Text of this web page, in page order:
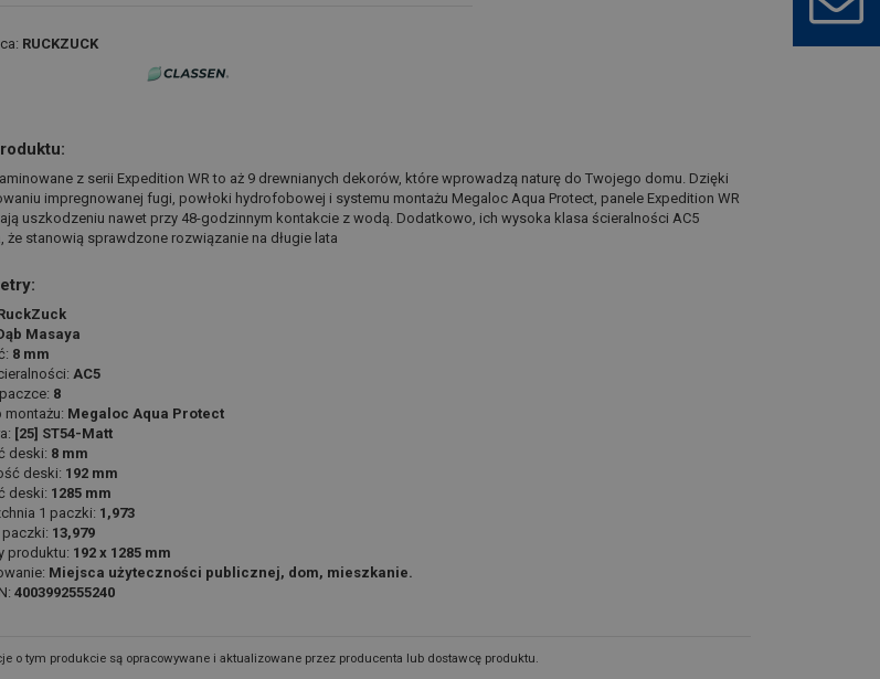
RUCKZUCK
z serii Expedition WR to aż 9 drewnianych dekorów, które wprowadzą naturę do Twojego domu. Dzięki
impregnowanej fugi, powłoki hydrofobowej i systemu montażu Megaloc Aqua Protect, panele Expedition WR
uszkodzeniu nawet przy 48-godzinnym kontakcie z wodą. Dodatkowo, ich wysoka klasa ścieralności AC5
że stanowią sprawdzone rozwiązanie na długie lata
Masaya
8 mm
AC5
8
Megaloc Aqua Protect
[25] ST54-Matt
deski: 8 mm
deski: 192 mm
deski: 1285 mm
1 paczki: 1,973
13,979
produktu: 192 x 1285 mm
Miejsca użyteczności publicznej, dom, mieszkanie.
4003992555240
o tym produkcie są opracowywane i aktualizowane przez producenta lub dostawcę produktu.